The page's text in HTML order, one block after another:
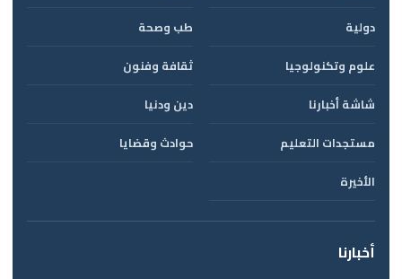
دولية
طب وصحة
علوم وتكنولوجيا
ثقافة وفنون
شاشة أخبارنا
دين ودنيا
مستجدات التعليم
حوادث وقضايا
الأخيرة
أخبارنا